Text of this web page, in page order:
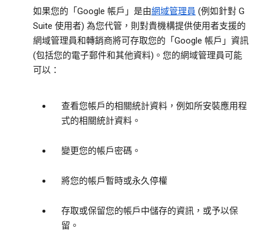
如果您的「Google 帳戶」是由網域管理員 (例如針對 G
Suite 使用者) 為您代管，則對貴機構提供使用者支援的
網域管理員和轉銷商將可存取您的「Google 帳戶」資訊
(包括您的電子郵件和其他資料)。您的網域管理員可能
可以：
查看您帳戶的相關統計資料，例如所安裝應用程
式的相關統計資料。
變更您的帳戶密碼。
將您的帳戶暫時或永久停權
存取或保留您的帳戶中儲存的資訊，或予以保
留。